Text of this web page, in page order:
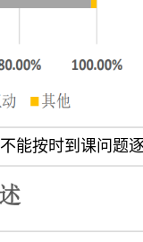
不能按时到课问题逐